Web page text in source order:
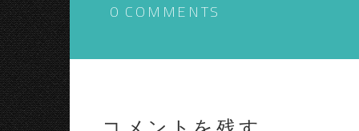
0 COMMENTS